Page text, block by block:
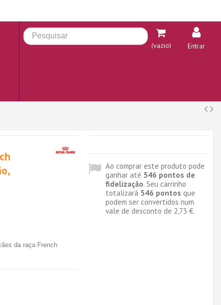
(vazio) Entrar
da raça French
Ao comprar este produto pode
ganhar até 546 pontos de
fidelização. Seu carrinho
totalizará 546 pontos que
podem ser convertidos num
vale de desconto de 2,73 €.